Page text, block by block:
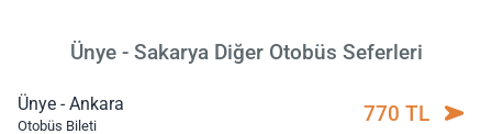
Ünye - Sakarya Diğer Otobüs Seferleri
Ünye - Ankara
Otobüs Bileti 770 TL